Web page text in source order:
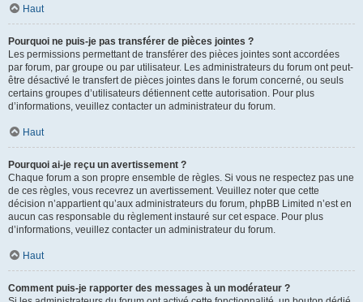
Haut
Pourquoi ne puis-je pas transférer de pièces jointes ?
Les permissions permettant de transférer des pièces jointes sont accordées
par forum, par groupe ou par utilisateur. Les administrateurs du forum ont peut-
être désactivé le transfert de pièces jointes dans le forum concerné, ou seuls
certains groupes d’utilisateurs détiennent cette autorisation. Pour plus
d’informations, veuillez contacter un administrateur du forum.
Haut
Pourquoi ai-je reçu un avertissement ?
Chaque forum a son propre ensemble de règles. Si vous ne respectez pas une
de ces règles, vous recevrez un avertissement. Veuillez noter que cette
décision n’appartient qu’aux administrateurs du forum, phpBB Limited n’est en
aucun cas responsable du règlement instauré sur cet espace. Pour plus
d’informations, veuillez contacter un administrateur du forum.
Haut
Comment puis-je rapporter des messages à un modérateur ?